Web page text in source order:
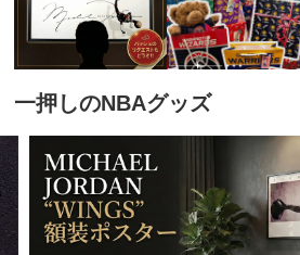
一押しのNBAグッズ